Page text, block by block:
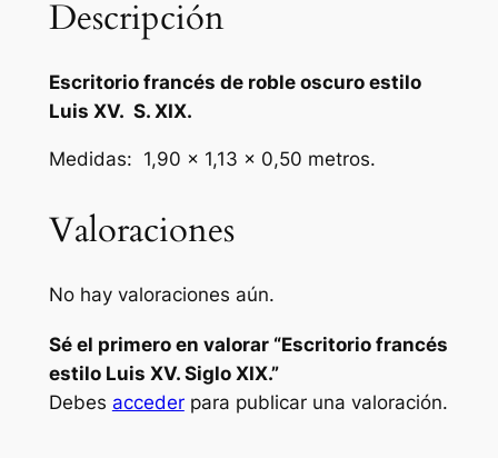
r
a
c
s
t
i
l
o
Descripción
Escritorio francés de roble oscuro estilo
Luis XV. S. XIX.
Medidas: 1,90 x 1,13 x 0,50 metros.
Valoraciones
No hay valoraciones aún.
Sé el primero en valorar “Escritorio francés
estilo Luis XV. Siglo XIX.”
Debes accederpara publicar una valoración.